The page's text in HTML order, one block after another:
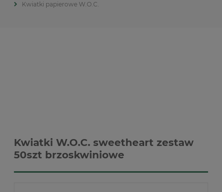
Kwiatki papierowe W.O.C.
Kwiatki W.O.C. sweetheart zestaw
50szt brzoskwiniowe